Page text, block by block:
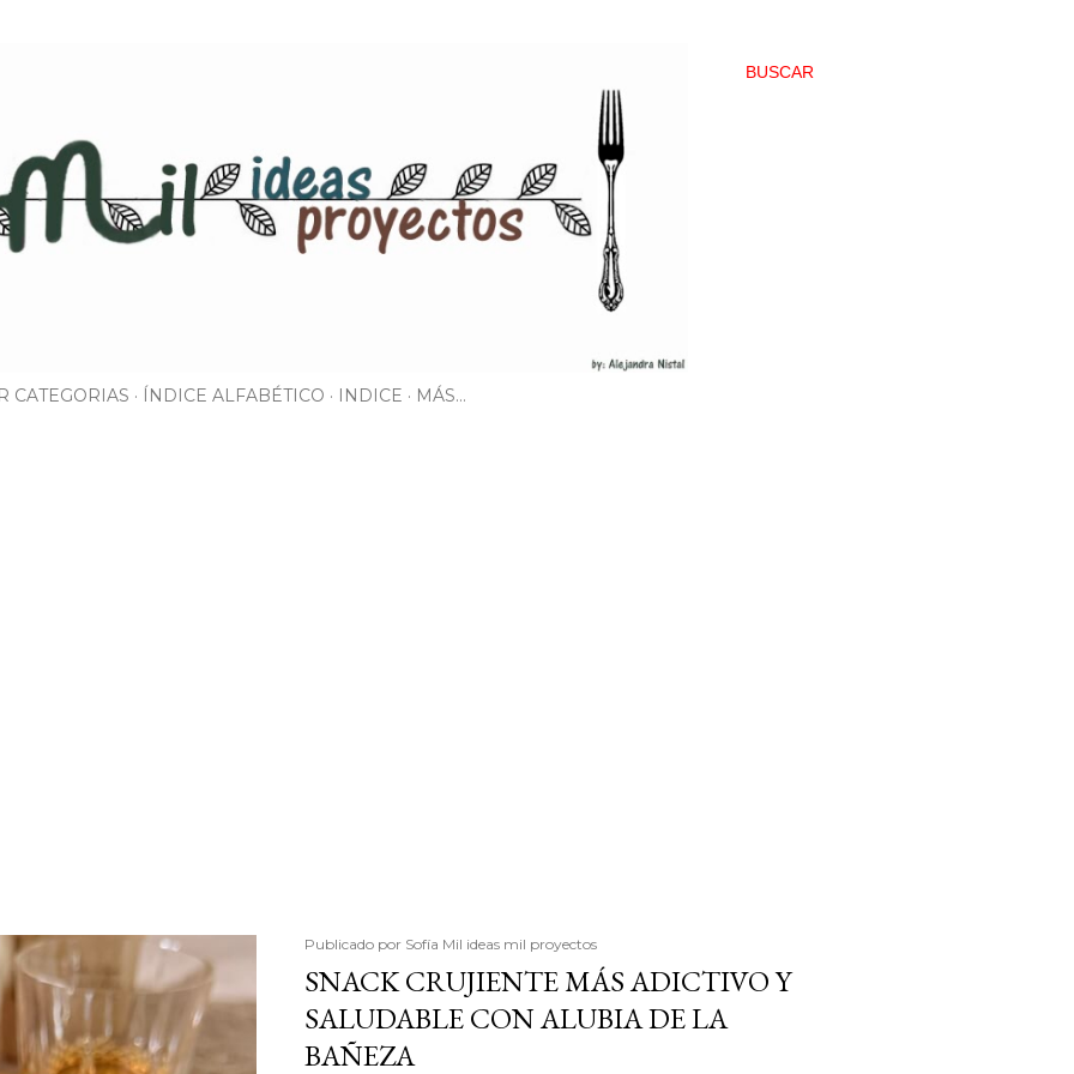
BUSCAR
CATEGORIAS ÍNDICE ALFABÉTICO INDICE MÁS…
Publicado por Sofía Mil ideas mil proyectos
SNACK CRUJIENTE MÁS ADICTIVO Y
SALUDABLE CON ALUBIA DE LA
BAÑEZA